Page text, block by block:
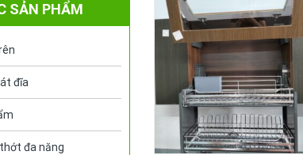
SẢN PHẨM
đĩa
đa năng
+